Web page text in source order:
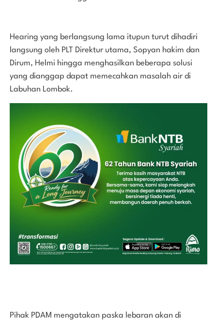
Hearing yang berlangsung lama itupun turut dihadiri
langsung oleh PLT Direktur utama, Sopyan hakim dan
Dirum, Helmi hingga menghasilkan beberapa solusi
yang dianggap dapat memecahkan masalah air di
Labuhan Lombok.
Pihak PDAM mengatakan paska lebaran akan di